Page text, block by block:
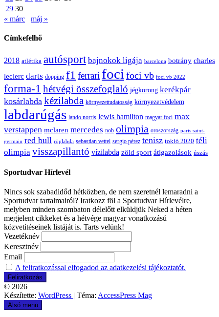
29 30
« márc
máj »
Címkefelhő
2018 atlétika autósport bajnokok ligája barcelona botrány charles
leclerc darts dopping f1 ferrari foci foci vb foci vb 2022
forma-1 hétvégi összefoglaló jégkorong kerékpár
kosárlabda kézilabda környezettudatosság környezetvédelem
labdarúgás lando norris lewis hamilton magyar foci max
verstappen mclaren mercedes nob olimpia oroszország paris saint-
germain red bull röplabda sebastian vettel sergio pérez tenisz tokió 2020 téli
olimpia visszapillantó vízilabda zöld sport átigazolások úszás
Sportudvar Hírlevél
Nincs sok szabadidőd hétközben, de nem szeretnél lemaradni a
Sportudvar tartalmairól? Iratkozz föl a Sportudvar Hírlevélre,
melyben minden szombaton délelőtt elküldjük Neked a héten
megjelent cikkeket és a hétvége magyar vonatkozású
közvetítéseinek listáját is. Tarts velünk!
Vezetéknév
Keresztnév
Email
A feliratkozással elfogadod az adatkezelési tájékoztatót.
© 2026
Készítette: WordPress | Téma: AccessPress Mag
Alsó menü